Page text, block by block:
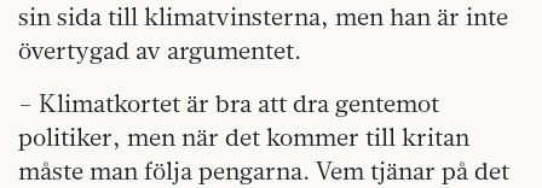
sin sida till klimatvinsterna, men han är inte
övertygad av argumentet.
– Klimatkortet är bra att dra gentemot
politiker, men när det kommer till kritan
måste man följa pengarna. Vem tjänar på det